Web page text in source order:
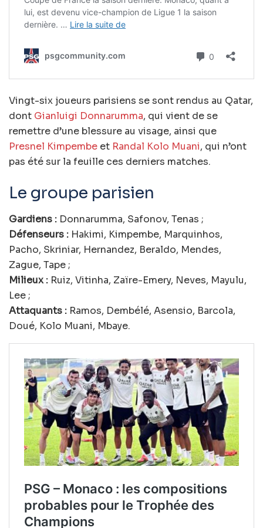
Vingt-six joueurs parisiens se sont rendus au Qatar,
dont Gianluigi Donnarumma, qui vient de se
remettre d’une blessure au visage, ainsi que
Presnel Kimpembe et Randal Kolo Muani, qui n’ont
pas été sur la feuille ces derniers matches.
Le groupe parisien
Gardiens : Donnarumma, Safonov, Tenas ;
Défenseurs : Hakimi, Kimpembe, Marquinhos,
Pacho, Skriniar, Hernandez, Beraldo, Mendes,
Zague, Tape ;
Milieux : Ruiz, Vitinha, Zaïre-Emery, Neves, Mayulu,
Lee ;
Attaquants : Ramos, Dembélé, Asensio, Barcola,
Doué, Kolo Muani, Mbaye.